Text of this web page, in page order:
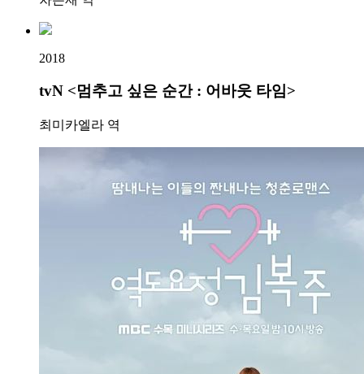
2018
tvN <멈추고 싶은 순간 : 어바웃 타임>
최미카엘라 역